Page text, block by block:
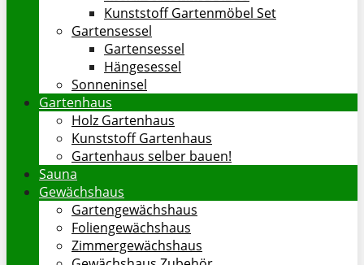
Kunststoff Gartenmöbel Set
Gartensessel
Gartensessel
Hängesessel
Sonneninsel
Gartenhaus
Holz Gartenhaus
Kunststoff Gartenhaus
Gartenhaus selber bauen!
Sauna
Gewächshaus
Gartengewächshaus
Foliengewächshaus
Zimmergewächshaus